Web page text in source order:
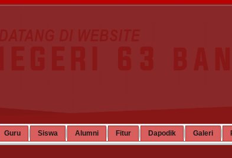
Guru Siswa Alumni Fitur Dapodik Galeri